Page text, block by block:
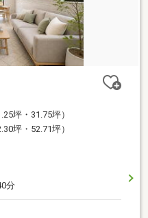
坪・31.75坪）
坪・52.71坪）
分